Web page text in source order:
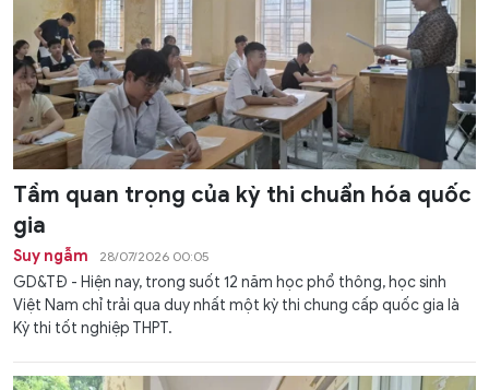
Tầm quan trọng của kỳ thi chuẩn hóa quốc
gia
Suy ngẫm 28/07/2026 00:05
GD&TĐ - Hiện nay, trong suốt 12 năm học phổ thông, học sinh
Việt Nam chỉ trải qua duy nhất một kỳ thi chung cấp quốc gia là
Kỳ thi tốt nghiệp THPT.